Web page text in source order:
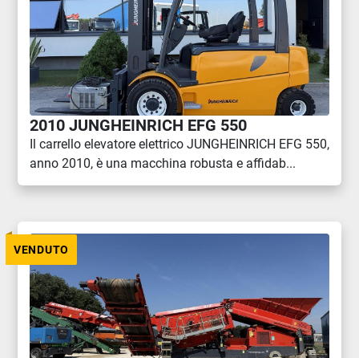
2010 JUNGHEINRICH EFG 550
Il carrello elevatore elettrico JUNGHEINRICH EFG 550,
anno 2010, è una macchina robusta e affidab...
VENDUTO